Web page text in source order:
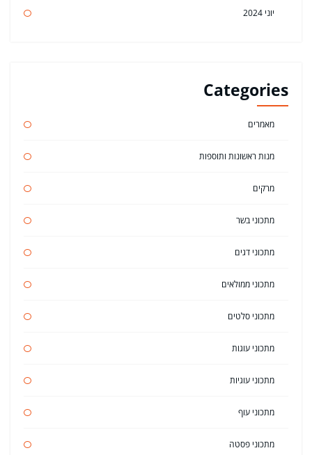
יוני 2024
Categories
מאמרים
מנות ראשונות ותוספות
מרקים
מתכוני בשר
מתכוני דגים
מתכוני ממולאים
מתכוני סלטים
מתכוני עוגות
מתכוני עוגיות
מתכוני עוף
מתכוני פסטה